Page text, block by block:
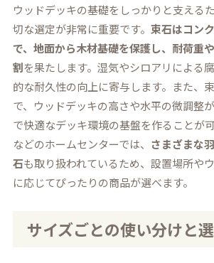
ウッドデッキの基礎をしっかりと支える
切な選定が非常に重要です。束石はコン
で、地面から木材基礎を保護し、耐荷重
割を果たします。湿気やシロアリによる
的な耐久性の向上に寄与します。また、
で、ウッドデッキの高さや水平の微調整
で快適なデッキ環境の基盤を作ることが
などのホームセンターでは、 さまざまな
石も取り扱われているため、設置場所や
に応じてぴったりの商品が選べます。
サイズごとの使い分けと